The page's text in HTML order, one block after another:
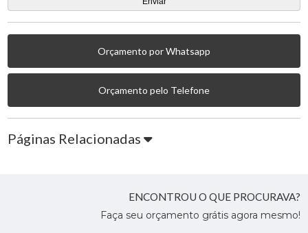
Orçamento por Whatsapp
Orçamento pelo Telefone
Páginas Relacionadas
ENCONTROU O QUE PROCURAVA?
Faça seu orçamento grátis agora mesmo!